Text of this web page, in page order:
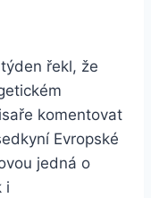
řekl, že
komentovat
Evropské
jedná o
i